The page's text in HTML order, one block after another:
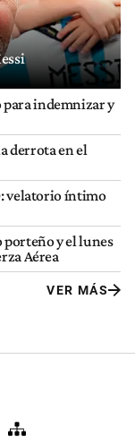
para indemnizar y
derrota en el
velatorio íntimo
porteño y el lunes
Aérea
VER MÁS